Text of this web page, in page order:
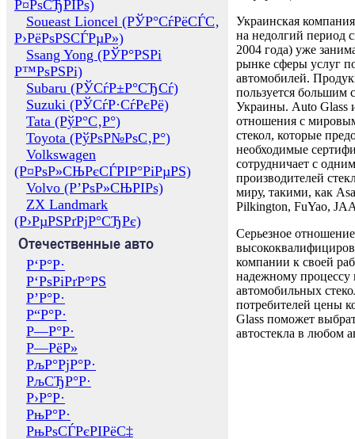
Р¤РѕСЂРІРѕ)
Soueast Lioncel (РЎР°СѓРёСЃС‚
Р›РёРѕРЅСЃРµР»)
Ssang Yong (РЎР°РЅРі
Р™РѕРЅРі)
Subaru (РЎСѓР±Р°СЂСѓ)
Suzuki (РЎСѓР·СѓРєРё)
Tata (РўР°С‚Р°)
Toyota (РўРѕР№РѕС‚Р°)
Volkswagen
(Р¤РѕР»СЊРєСЃРІР°РіРµРЅ)
Volvo (Р’РѕР»СЊРІРѕ)
ZX Landmark
(Р›РµРЅРґРјР°СЂРє)
Отечественные авто
Р‘Р°Р·
Р‘РѕРіРґР°РЅ
Р’Р°Р·
Р“Р°Р·
Р—Р°Р·
Р—РёР»
РљР°РјР°Р·
РљСЂР°Р·
Р›Р°Р·
РњР°Р·
РњРѕСЃРєРІРёС‡
Украинская
на недолгий период
2004 года) уже
рынке сферы услуг
автомобилей.
пользуется большим
Украины. Auto Glass
отношения с
стекол, которые
необходимые
сотрудничает с
производителей
миру, такими, как
Pilkington, FuYao,
Серьезное отношение
компании к своей
надежному процессу
автомобильных
потребителей цены
Glass поможет
автостекла в любом